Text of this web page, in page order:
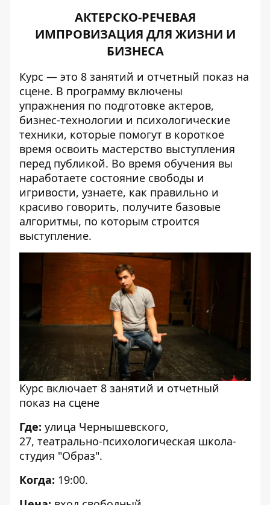
АКТЕРСКО-РЕЧЕВАЯ
ИМПРОВИЗАЦИЯ ДЛЯ ЖИЗНИ И
БИЗНЕСА
Курс — это 8 занятий и отчетный показ на
сцене. В программу включены
упражнения по подготовке актеров,
бизнес-технологии и психологические
техники, которые помогут в короткое
время освоить мастерство выступления
перед публикой. Во время обучения вы
наработаете состояние свободы и
игривости, узнаете, как правильно и
красиво говорить, получите базовые
алгоритмы, по которым строится
выступление.
Курс включает 8 занятий и отчетный
показ на сцене
Где: улица Чернышевского,
27, театрально-психологическая школа-
студия "Образ".
Когда: 19:00.